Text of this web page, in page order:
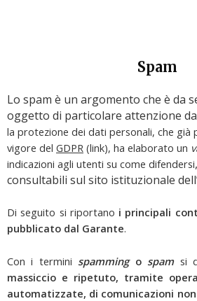
Spam
Lo spam è un argomento che è da
oggetto di particolare attenzione
la protezione dei dati personali, che già
vigore del GDPR (link), ha elaborato un
indicazioni agli utenti su come difendersi
consultabili sul sito istituzionale
Di seguito si riportano i principali
pubblicato dal Garante.
Con i termini spammingo spamsi
massiccio e ripetuto, tramite
automatizzate, di comunicazioni